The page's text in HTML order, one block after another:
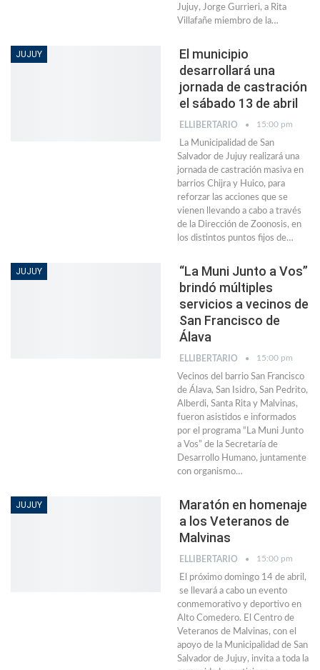
Jujuy, Jorge Gurrieri, a Rita
Villafañe miembro de la…
JUJUY
El municipio
desarrollará una
jornada de castración
el sábado 13 de abril
ELLIBERTARIO 15:00 pm
La Municipalidad de San
Salvador de Jujuy realizará una
jornada de castración masiva en
barrios Chijra y Huico, para
reforzar las acciones que se
vienen llevando a cabo a través
de la Dirección de Zoonosis, en
los distintos puntos fijos de…
JUJUY
“La Muni Junto a Vos”
brindó múltiples
servicios a vecinos de
San Francisco de
Álava
ELLIBERTARIO 15:00 pm
Vecinos del barrio San Francisco
de Álava, San Isidro, San Pedrito,
Alberdi, Santa Rita y Malvinas,
fueron asistidos e informados
por el programa “La Muni Junto
a Vos” de la Secretaría de
Desarrollo Humano, juntamente
con organismo…
JUJUY
Maratón en homenaje
a los Veteranos de
Malvinas
ELLIBERTARIO 15:00 pm
El próximo domingo 14 de abril,
se llevará a cabo un evento
conmemorativo y deportivo en
Alto Comedero. El Centro de
Veteranos de Malvinas, con el
apoyo de la Municipalidad de San
Salvador de Jujuy, invita a toda la